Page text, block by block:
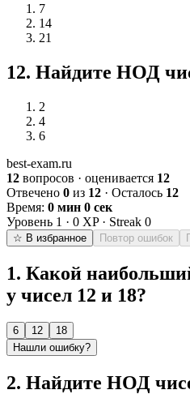
7
14
21
12. Найдите НОД
2
4
6
best-exam.ru
12 вопросов · оценивается 12
Отвечено 0 из 12 · Осталось 12
Время: 0 мин 0 сек
Уровень 1 · 0 XP · Streak 0
☆ В избранное Повтор ошибок
1. Какой
у чисел 12 и 18?
6 12
18
Нашли ошибку?
2. Найдите НОД